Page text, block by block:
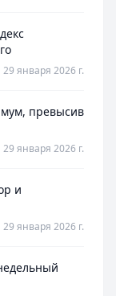
29 января 2026 г.
превысив
29 января 2026 г.
и
29 января 2026 г.